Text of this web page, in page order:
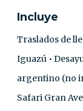
Incluye
Traslados de
Iguazú •
argentino (no
Safari Gran